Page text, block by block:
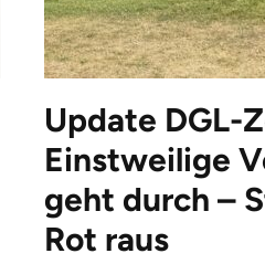
Update DGL-
Einstweilige
geht durch –
Rot raus